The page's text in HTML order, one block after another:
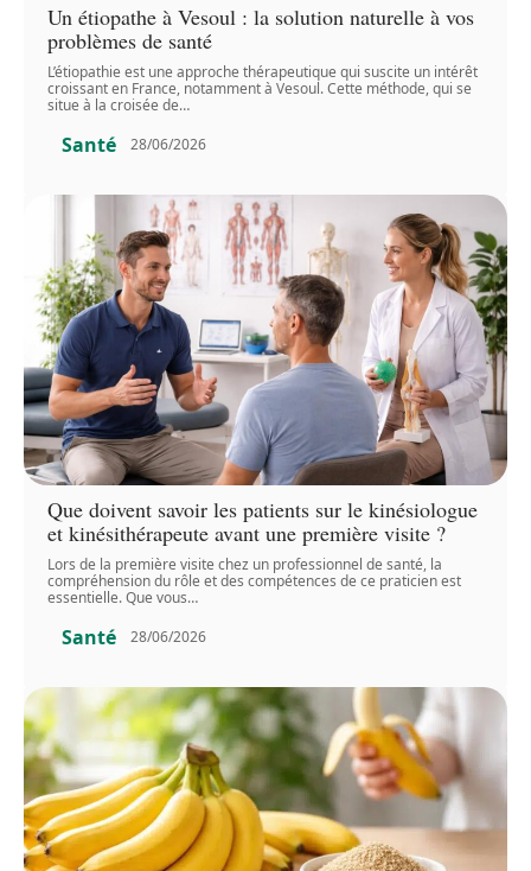
Un étiopathe à Vesoul : la solution naturelle à vos
problèmes de santé
L’étiopathie est une approche thérapeutique qui suscite un intérêt
croissant en France, notamment à Vesoul. Cette méthode, qui se
situe à la croisée de…
Santé 28/06/2026
Que doivent savoir les patients sur le kinésiologue
et kinésithérapeute avant une première visite ?
Lors de la première visite chez un professionnel de santé, la
compréhension du rôle et des compétences de ce praticien est
essentielle. Que vous…
Santé 28/06/2026